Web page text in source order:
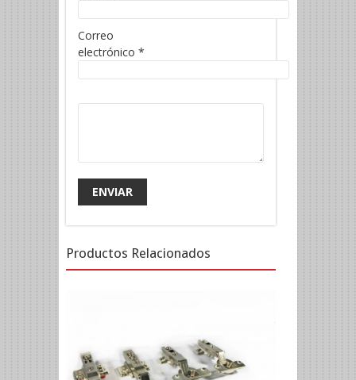
Correo
electrónico *
Productos Relacionados